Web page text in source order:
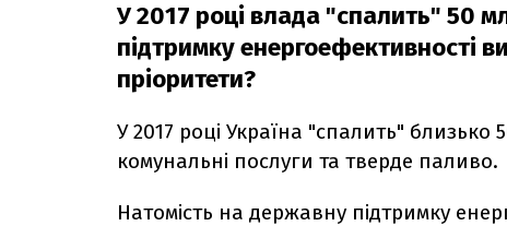
У 2017 році влада "спалить" 50
підтримку енергоефективності
пріоритети?
У 2017 році Україна "спалить"
комунальні послуги та тверде паливо.
Натомість на державну підтримку